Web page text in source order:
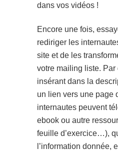
dans vos vidéos !
Encore une fois,
rediriger les
site et de les
votre mailing liste. Par
insérant dans la
un lien vers une page
internautes peuvent
ebook ou autre
feuille d’exercice…),
l’information donnée,